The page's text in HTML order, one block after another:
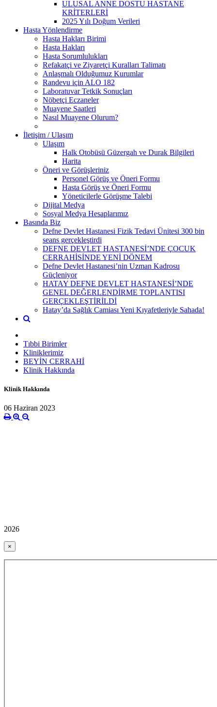
ULUSAL ANNE DOSTU HASTANE
KRİTERLERİ
2025 Yılı Doğum Verileri
Hasta Yönlendirme
Hasta Hakları Birimi
Hasta Hakları
Hasta Sorumlulukları
Refakatçi ve Ziyaretçi Kuralları Talimatı
Anlaşmalı Olduğumuz Kurumlar
Randevu için ALO 182
Laboratuvar Tetkik Sonuçları
Nöbetçi Eczaneler
Muayene Saatleri
Nasıl Muayene Olurum?
İletişim / Ulaşım
Ulaşım
Halk Otobüsü Güzergah ve Durak Bilgileri
Harita
Öneri ve Görüşleriniz
Personel Görüş ve Öneri Formu
Hasta Görüş ve Öneri Formu
Yöneticilerle Görüşme Talebi
Dijital Medya
Sosyal Medya Hesaplarımız
Basında Biz
Defne Devlet Hastanesi Fizik Tedavi Ünitesi 300 bin
seans gerçekleştirdi
DEFNE DEVLET HASTANESİ’NDE ÇOCUK
CERRAHİSİNDE YENİ DÖNEM
Defne Devlet Hastanesi’nin Uzman Kadrosu
Güçleniyor
HATAY DEFNE DEVLET HASTANESİ’NDE
GENEL DEĞERLENDİRME TOPLANTISI
GERÇEKLEŞTİRİLDİ
Hatay’da Sağlık Camiası Yeni Kıyafetleriyle Sahada!
Tıbbi Birimler
Kliniklerimiz
BEYİN CERRAHİ
Klinik Hakkında
Klinik Hakkında
06 Haziran 2023
2026
×